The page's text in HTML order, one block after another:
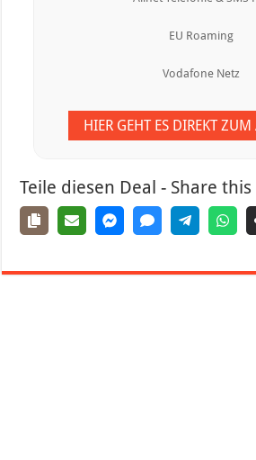
EU Roaming
Vodafone Netz
HIER GEHT ES DIREKT
Teile diesen Deal - Share this